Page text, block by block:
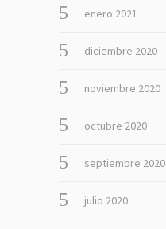
enero 2021
diciembre 2020
noviembre 2020
octubre 2020
septiembre 2020
julio 2020